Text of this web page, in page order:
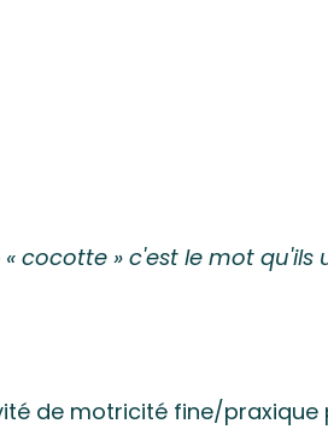
« cocotte » c'est le mot qu'ils
de motricité fine/praxique